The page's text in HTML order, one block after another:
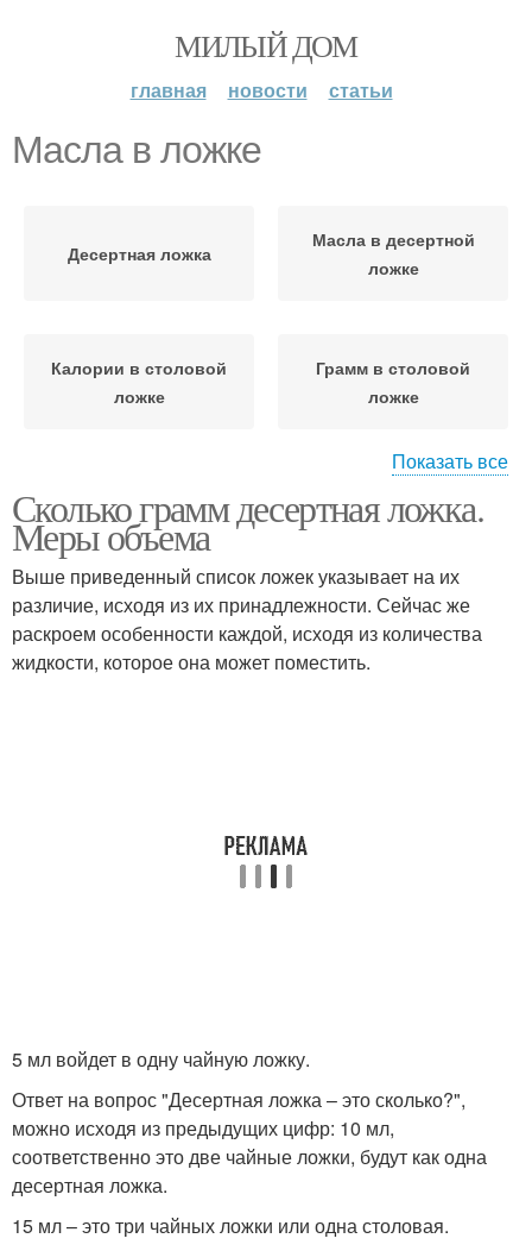
МИЛЫЙ ДОМ
главная новости статьи
Масла в ложке
Десертная ложка
Масла в десертной
ложке
Калории в столовой
ложке
Грамм в столовой
ложке
ложке
Муки в ложке
Грамм в десертной
ложке
Сметаны в столовой
Показать все
Сколько грамм десертная ложка.
Меры объема
Выше приведенный список ложек указывает на их
различие, исходя из их принадлежности. Сейчас же
раскроем особенности каждой, исходя из количества
жидкости, которое она может поместить.
5 мл войдет в одну чайную ложку.
Ответ на вопрос "Десертная ложка – это сколько?",
можно исходя из предыдущих цифр: 10 мл,
соответственно это две чайные ложки, будут как одна
десертная ложка.
15 мл – это три чайных ложки или одна столовая.